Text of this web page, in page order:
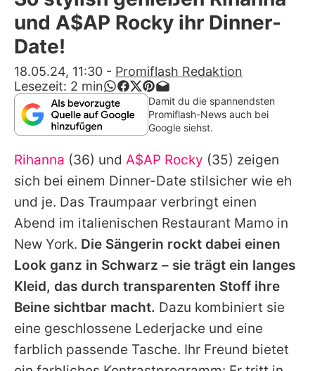
Alle Themen auf Promiflash
Jobs
App runterladen
Team
Redaktionelle Richtlinien
Impressum
Datenschutzerklärung
Nutzungsbedingungen
Utiq verwalten
und A$AP Rocky ihr Dinner-
Date!
18.05.24, 11:30 - Promiflash Redaktion
Lesezeit: 2 min
Damit du die spannendsten
Promiflash-News auch bei
Google siehst.
Rihanna (36) und A$AP Rocky (35) zeigen
sich bei einem Dinner-Date stilsicher wie eh
und je. Das Traumpaar verbringt einen
Abend im italienischen Restaurant Mamo in
New York. Die Sängerin rockt dabei einen
Look ganz in Schwarz – sie trägt ein langes
Kleid, das durch transparenten Stoff ihre
Beine sichtbar macht. Dazu kombiniert sie
eine geschlossene Lederjacke und eine
farblich passende Tasche. Ihr Freund bietet